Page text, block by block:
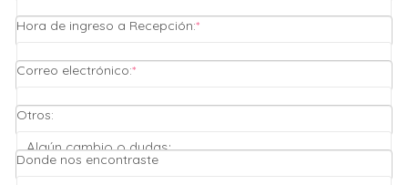
Hora de ingreso a Recepción:*(required)
Correo electrónico:*(required)
Otros:
Donde nos encontraste